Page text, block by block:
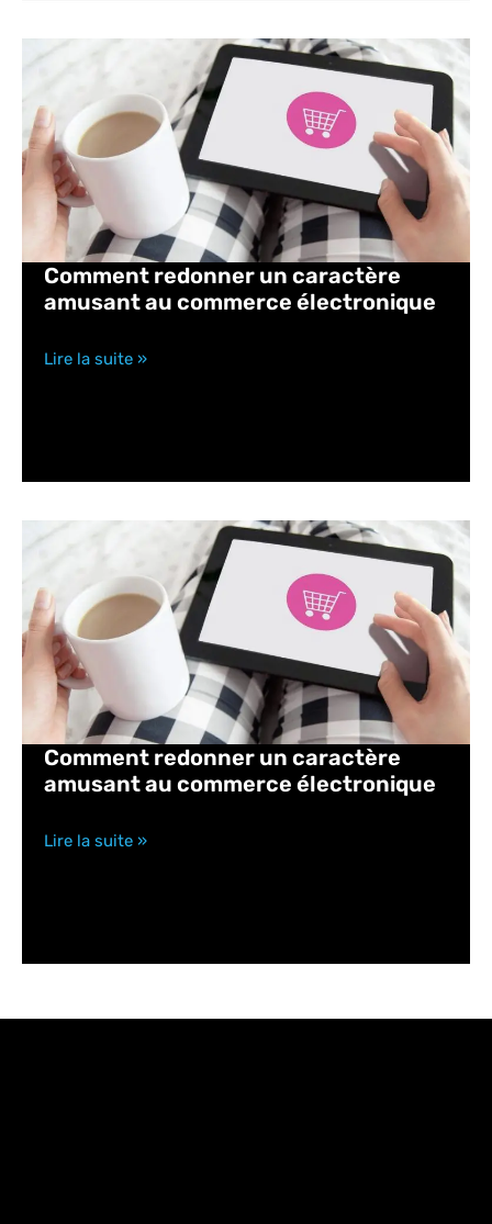
Comment redonner un caractère
amusant au commerce électronique
Lire la suite »
Comment redonner un caractère
amusant au commerce électronique
Lire la suite »